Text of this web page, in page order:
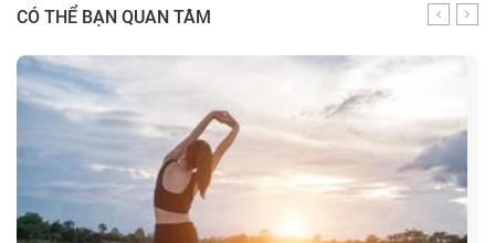
CÓ THỂ BẠN QUAN TÂM